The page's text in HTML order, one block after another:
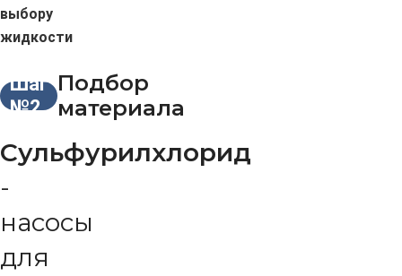
выбору
жидкости
Шаг
№2
Подбор
материала
Сульфурилхлорид
-
насосы
для